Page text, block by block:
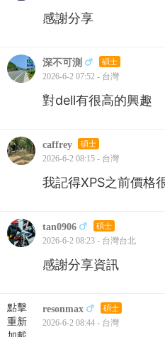
感謝分享
深不可測 碩士
2026-6-2 07:52 - 台灣
對dell有很高的興趣
caffrey 碩士
2026-6-2 08:15 - 台灣
我記得XPS之前價格
tan0906 碩士
2026-6-2 08:23 - 台灣台北
感謝分享資訊
點擊
重新
resonmax 碩士
2026-6-2 08:44 - 台灣